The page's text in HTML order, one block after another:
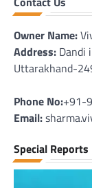
Owner Name:
Address: Dandi
Uttarakhand-
Phone No:+91-
Email:
Special Reports